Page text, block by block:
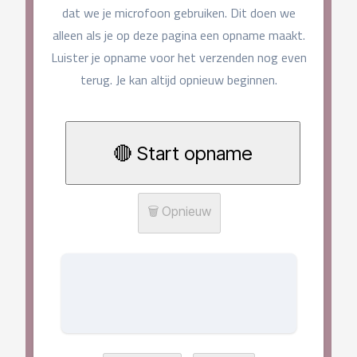
dat we je microfoon gebruiken. Dit doen we
alleen als je op deze pagina een opname maakt.
Luister je opname voor het verzenden nog even
terug. Je kan altijd opnieuw beginnen.